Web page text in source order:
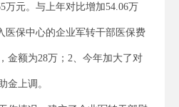
万元。与上年对比增加54.06万
医保中心的企业军转干部医保费
金额为28万；2、今年加大了对
金上调。